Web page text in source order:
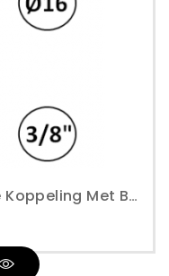
Dia. 16mm - 3/8" F - Rechte Koppeling Met Binnendraad - Prevost